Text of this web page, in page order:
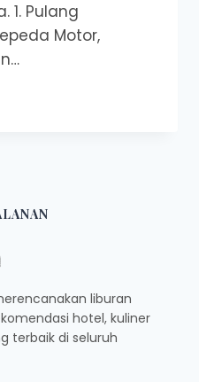
1. Pulang
Motor,
liburan
hotel, kuliner
terbaik di seluruh